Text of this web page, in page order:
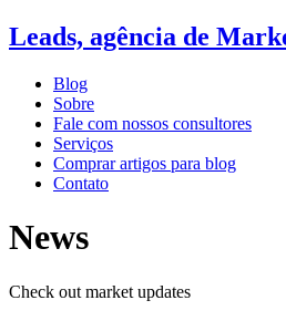
Leads, agência de
Blog
Sobre
Fale com nossos consultores
Serviços
Comprar artigos para blog
Contato
News
Check out market updates